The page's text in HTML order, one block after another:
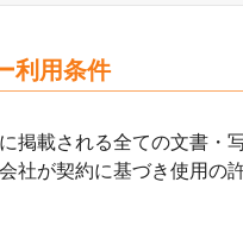
利用条件
掲載される全ての文書・
社が契約に基づき使用の